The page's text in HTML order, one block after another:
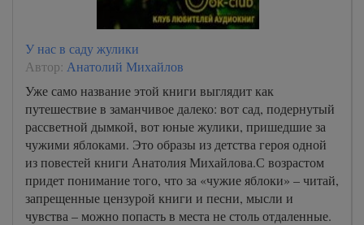
У нас в саду жулики
Автор: Анатолий Михайлов
Уже само название этой книги выглядит как
путешествие в заманчивое далеко: вот сад, подернутый
рассветной дымкой, вот юные жулики, пришедшие за
чужими яблоками. Это образы из детства героя одной
из повестей книги Анатолия Михайлова.С возрастом
придет понимание того, что за «чужие яблоки» – читай,
запрещенные цензурой книги и песни, мысли и
чувства – можно попасть в места не столь отдаленные.